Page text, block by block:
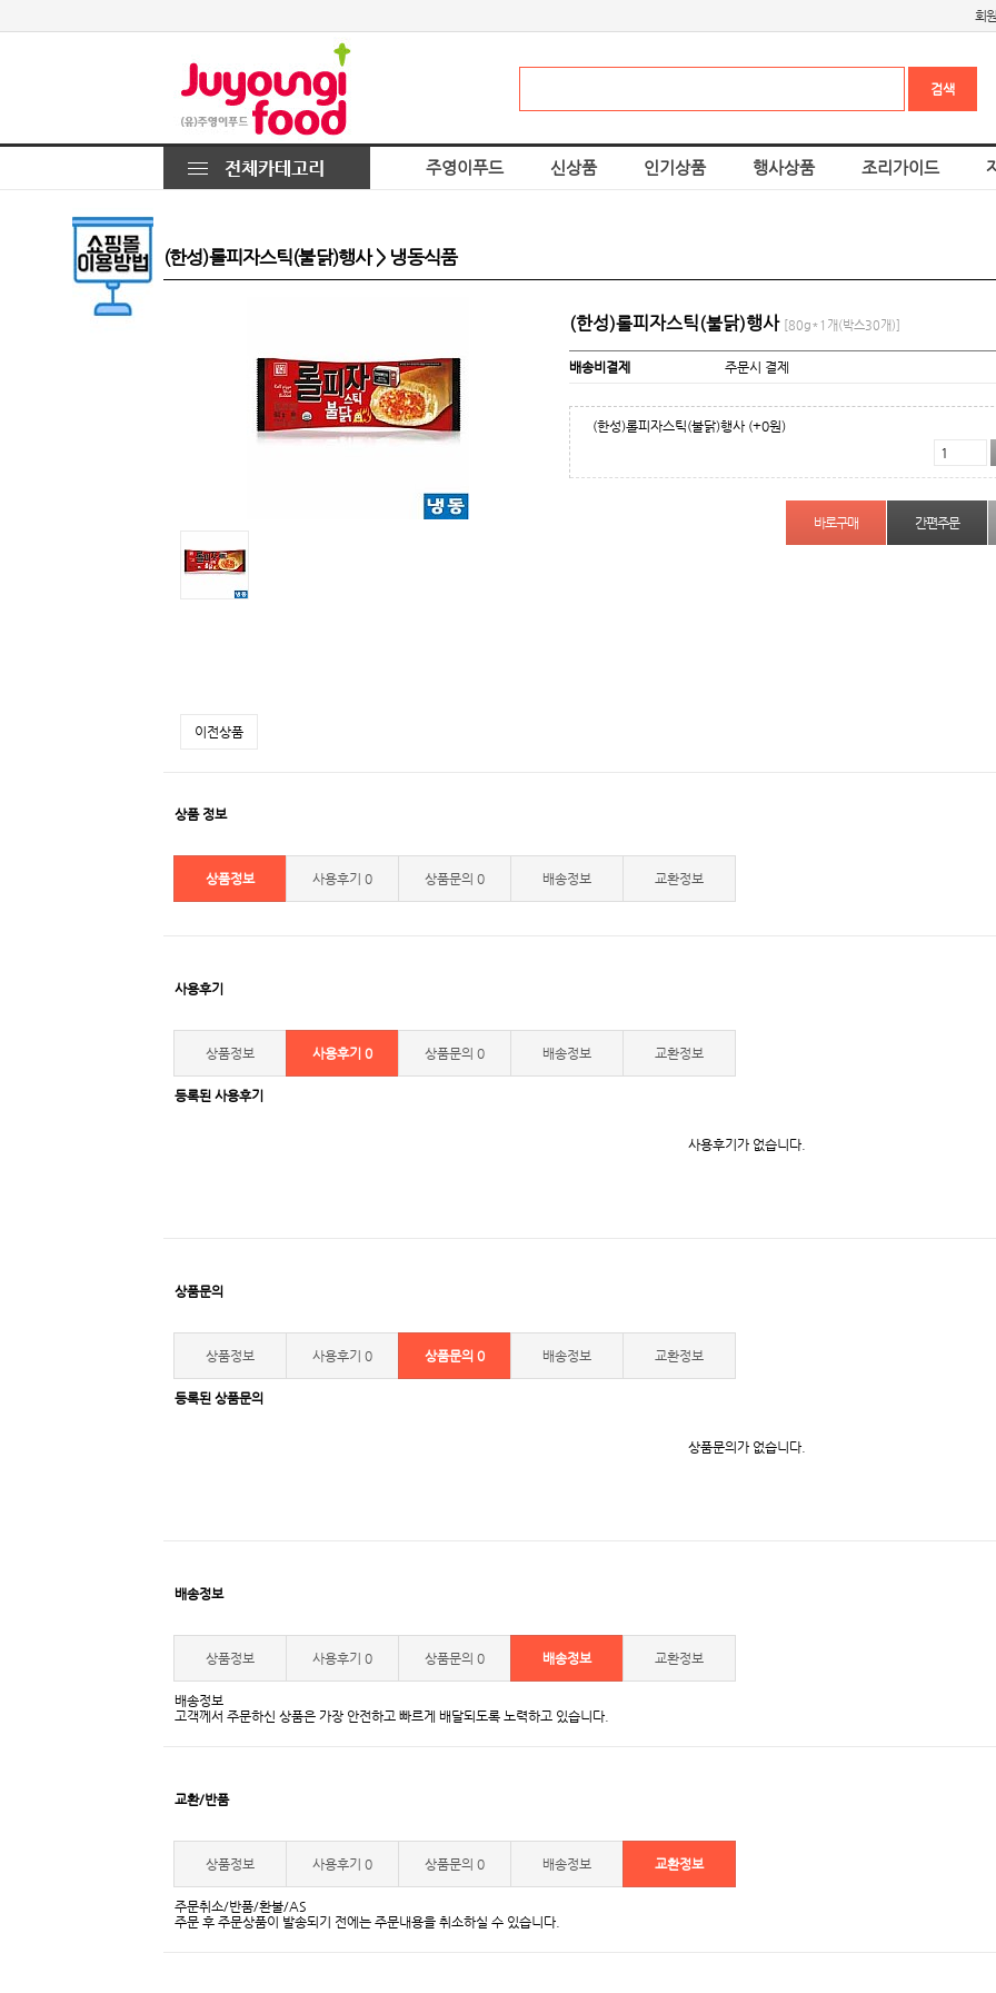
회
주영이푸드 신상품 인기상품 행사상품 조리가이드
(한성)롤피자스틱(불닭)행사 > 냉동식품
(한성)롤피자스틱(불닭)행사 [80g*1개(박스30개)]
배송비결제 주문시 결제
(한성)롤피자스틱(불닭)행사 (+0원)
간편주문
이전상품
상품 정보
상품정보 사용후기 0 상품문의 0 배송정보 교환정보
사용후기
상품정보 사용후기 0 상품문의 0 배송정보 교환정보
등록된 사용후기
사용후기가 없습니다.
상품문의
상품정보 사용후기 0 상품문의 0 배송정보 교환정보
등록된 상품문의
상품문의가 없습니다.
배송정보
상품정보 사용후기 0 상품문의 0 배송정보 교환정보
배송정보
고객께서 주문하신 상품은 가장 안전하고 빠르게 배달되도록 노력하고 있습니다.
교환/반품
상품정보 사용후기 0 상품문의 0 배송정보 교환정보
주문취소/반품/환불/AS
주문 후 주문상품이 발송되기 전에는 주문내용을 취소하실 수 있습니다.